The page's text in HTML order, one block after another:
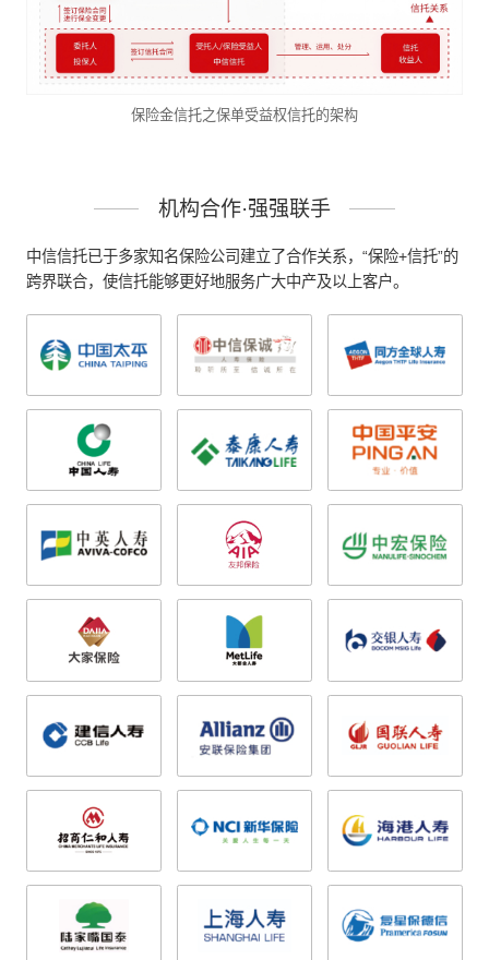
保险金信托之保单受益权信托的架构
机构合作·强强联手
中信信托已于多家知名保险公司建立了合作关系，“保险+信托”的
跨界联合，使信托能够更好地服务广大中产及以上客户。